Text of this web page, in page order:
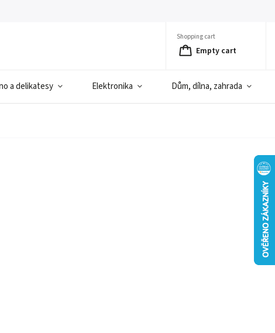
Shopping cart
Empty cart
a delikatesy Elektronika Dům, dílna, zahrada